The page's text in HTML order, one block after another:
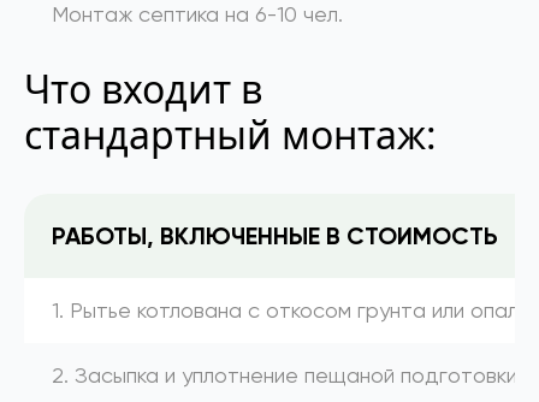
Монтаж септика на 6-10 чел.
Что входит в
стандартный монтаж:
РАБОТЫ, ВКЛЮЧЕННЫЕ В СТОИМОСТЬ
1. Рытье котлована с откосом грунта или
2. Засыпка и уплотнение пещаной подготовки